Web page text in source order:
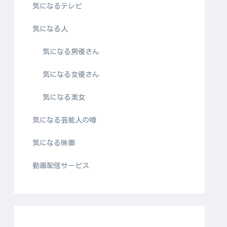
気になるテレビ
気になる人
気になる男優さん
気になる女優さん
気になる美女
気になる芸能人の噂
気になる映画
動画配信サービス